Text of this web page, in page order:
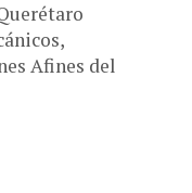
Afines del